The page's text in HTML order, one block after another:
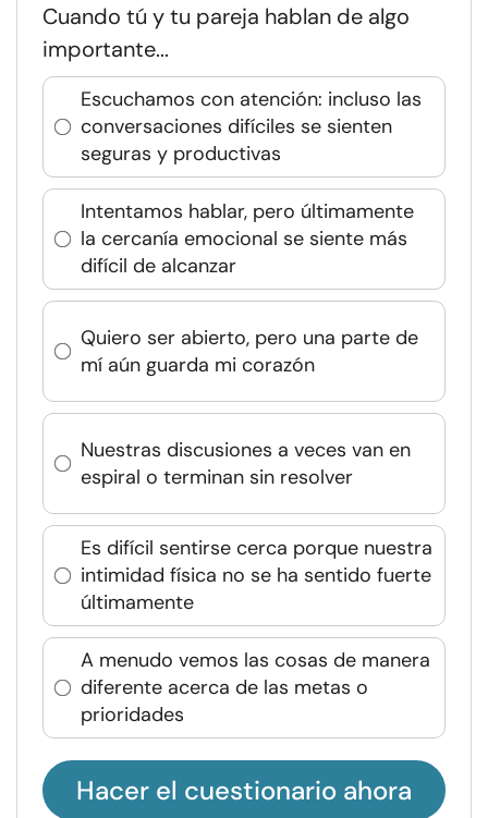
Cuando tú y tu pareja hablan de algo
importante...
Escuchamos con atención: incluso las
conversaciones difíciles se sienten
seguras y productivas
Intentamos hablar, pero últimamente
la cercanía emocional se siente más
difícil de alcanzar
Quiero ser abierto, pero una parte de
mí aún guarda mi corazón
Nuestras discusiones a veces van en
espiral o terminan sin resolver
Es difícil sentirse cerca porque nuestra
intimidad física no se ha sentido fuerte
últimamente
A menudo vemos las cosas de manera
diferente acerca de las metas o
prioridades
Hacer el cuestionario ahora